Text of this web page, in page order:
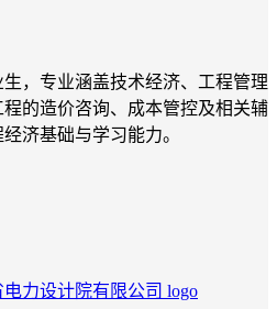
，专业涵盖技术经济、工程管理
的造价咨询、成本管控及相关辅
济基础与学习能力。